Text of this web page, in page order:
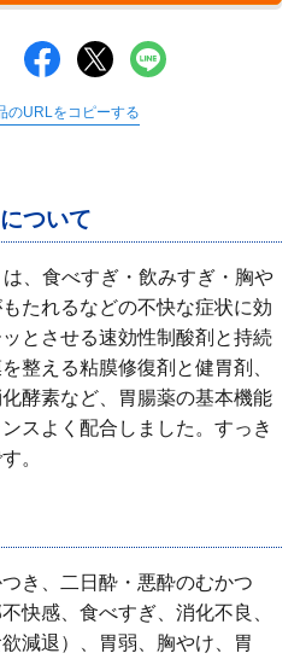
読み物)
のURLをコピーする
ついて
は、食べすぎ・飲みすぎ・胸や
たれるなどの不快な症状に効
とさせる速効性制酸剤と持続
整える粘膜修復剤と健胃剤、
酵素など、胃腸薬の基本機能
スよく配合しました。すっき
。
き、二日酔・悪酔のむかつ
快感、食べすぎ、消化不良、
減退）、胃弱、胸やけ、胃